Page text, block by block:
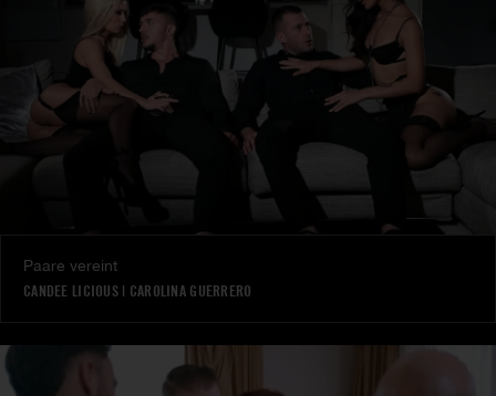
Paare vereint
CANDEE LICIOUS| CAROLINA GUERRERO